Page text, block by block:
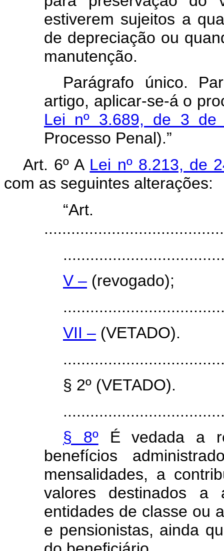
estiverem sujeitos a
de depreciação ou
manutenção.
Parágrafo único.
artigo, aplicar-se-á o
Lei nº 3.689, de 3 de
Processo Penal).”
Art. 6º A Lei nº 8.213, de
com as seguintes alterações:
V – (revogado);
VII – (VETADO).
§ 2º (VETADO).
§ 8ºÉ vedada a
benefícios
mensalidades, a
valores destinados a
entidades de classe ou
e pensionistas, ainda